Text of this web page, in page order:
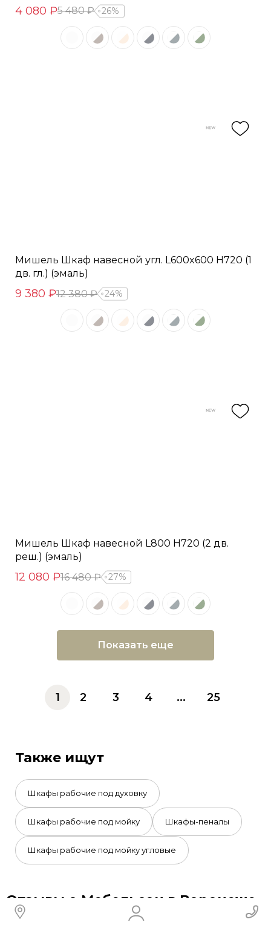
4 080 ₽5 480 ₽ 26%
Мишель Шкаф навесной угл. L600x600 Н720 (1
дв. гл.) (эмаль)
9 380 ₽12 380 ₽ 24%
Мишель Шкаф навесной L800 Н720 (2 дв.
реш.) (эмаль)
12 080 ₽16 480 ₽ 27%
Показать еще
1 2 3 4 ... 25
Также ищут
Шкафы рабочие под духовку
Шкафы рабочие под мойку Шкафы-пеналы
Шкафы рабочие под мойку угловые
Отзывы о Мебельсон в Воронеже